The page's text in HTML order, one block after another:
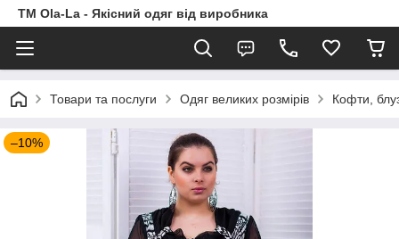
TM Ola-La - Якісний одяг від виробника
Товари та послуги Одяг великих розмірів Кофти,
–10%